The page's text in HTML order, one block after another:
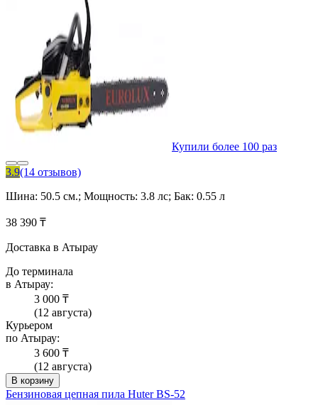
Купили более 100 раз
3.9(14 отзывов)
Шина: 50.5 см.; Мощность: 3.8 лс; Бак: 0.55 л
38 390 ₸
Доставка в Атырау
До терминала
в Атырау:
3 000 ₸
(12 августа)
Курьером
по Атырау:
3 600 ₸
(12 августа)
В корзину
Бензиновая цепная пила Huter BS-52